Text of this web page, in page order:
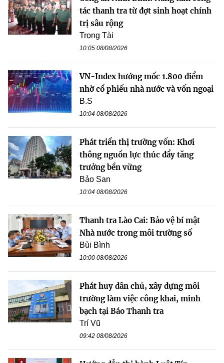
tác thanh tra từ đợt sinh hoạt chính
trị sâu rộng
Trọng Tài
10:05 08/08/2026
VN-Index hướng mốc 1.800 điểm
nhờ cổ phiếu nhà nước và vốn ngoại
B.S
10:04 08/08/2026
Phát triển thị trường vốn: Khơi
thông nguồn lực thúc đẩy tăng
trưởng bền vững
Bảo San
10:04 08/08/2026
Thanh tra Lào Cai: Bảo vệ bí mật
Nhà nước trong môi trường số
Bùi Bình
10:00 08/08/2026
Phát huy dân chủ, xây dựng môi
trường làm việc công khai, minh
bạch tại Báo Thanh tra
Trí Vũ
09:42 08/08/2026